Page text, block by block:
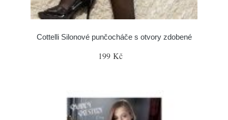
Cottelli Silonové punčocháče s otvory zdobené
199 Kč